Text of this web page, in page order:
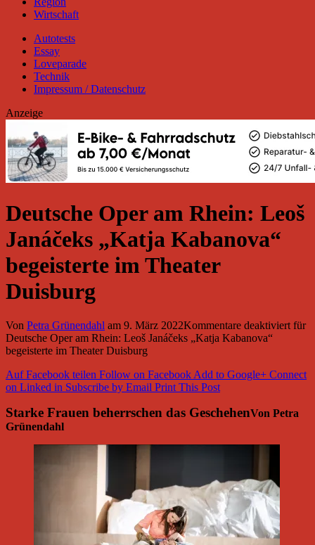
Wirtschaft
Autotests
Essay
Loveparade
Technik
Impressum / Datenschutz
Anzeige
Deutsche Oper am Rhein: Leoš
Janáčeks „Katja Kabanova“
begeisterte im Theater
Duisburg
Von Petra Grünendahl am 9. März 2022Kommentare deaktiviertfür
Deutsche Oper am Rhein: Leoš Janáčeks „Katja Kabanova“
begeisterte im Theater Duisburg
Auf Facebook teilen Follow on FacebookAdd to Google+ Connect
on Linked in Subscribe by Email Print This Post
Starke Frauen beherrschen das GeschehenVon Petra
Grünendahl